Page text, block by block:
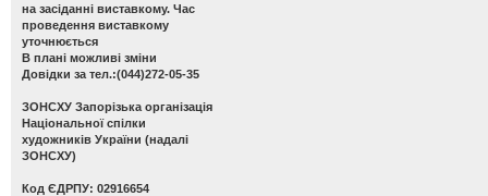
на засіданні виставкому. Час
проведення виставкому
уточнюється
В плані можливі зміни
Довідки за тел.:(044)272-05-35
ЗОНСХУ Запорізька організація
Національної спілки
художників України (надалі
ЗОНСХУ)
Код ЄДРПУ: 02916654